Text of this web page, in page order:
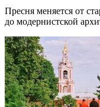
Пресня меняется от
до модернистской